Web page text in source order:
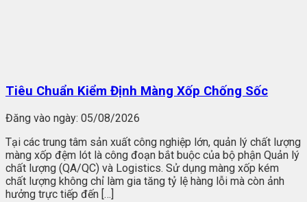
Tiêu Chuẩn Kiểm Định Màng Xốp Chống Sốc
Đăng vào ngày: 05/08/2026
Tại các trung tâm sản xuất công nghiệp lớn, quản lý chất lượng
màng xốp đệm lót là công đoạn bắt buộc của bộ phận Quản lý
chất lượng (QA/QC) và Logistics. Sử dụng màng xốp kém
chất lượng không chỉ làm gia tăng tỷ lệ hàng lỗi mà còn ảnh
hưởng trực tiếp đến […]